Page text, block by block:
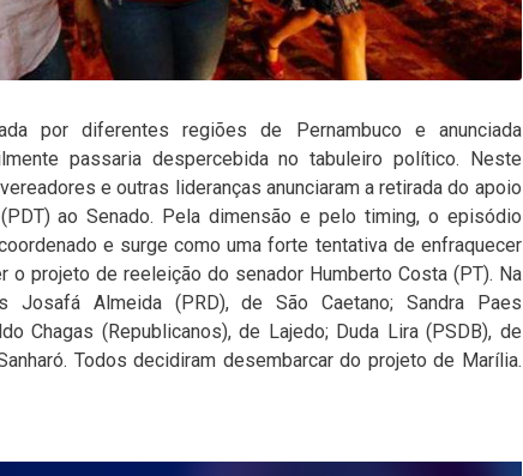
por diferentes regiões de Pernambuco e anunciada
passaria despercebida no tabuleiro político. Neste
e outras lideranças anunciaram a retirada do apoio
ao Senado. Pela dimensão e pelo timing, o episódio
e surge como uma forte tentativa de enfraquecer
o projeto de reeleição do senador Humberto Costa (PT). Na
Almeida (PRD), de São Caetano; Sandra Paes
Chagas (Republicanos), de Lajedo; Duda Lira (PSDB), de
Todos decidiram desembarcar do projeto de Marília.